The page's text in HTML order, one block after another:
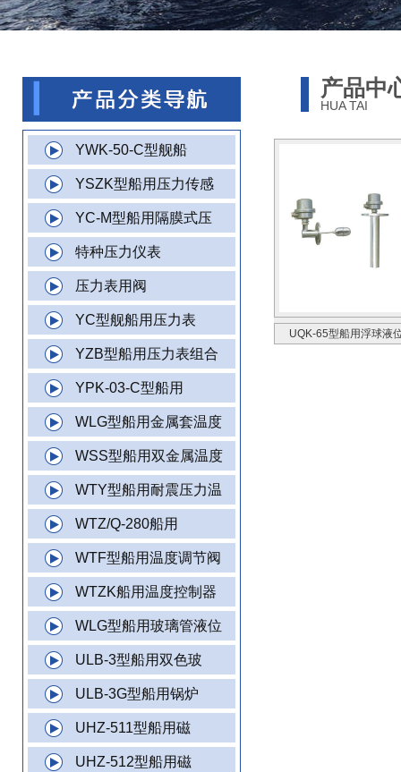
YWK-50-C型舰船
YSZK型船用压力传感
YC-M型船用隔膜式压
特种压力仪表
压力表用阀
YC型舰船用压力表
YZB型船用压力表组合
YPK-03-C型船用
WLG型船用金属套温度
WSS型船用双金属温度
WTY型船用耐震压力温
WTZ/Q-280船用
WTF型船用温度调节阀
WTZK船用温度控制器
WLG型船用玻璃管液位
ULB-3型船用双色玻
ULB-3G型船用锅炉
UHZ-511型船用磁
UHZ-512型船用磁
产品中
HUA TAI
UQK-65型船用浮球液